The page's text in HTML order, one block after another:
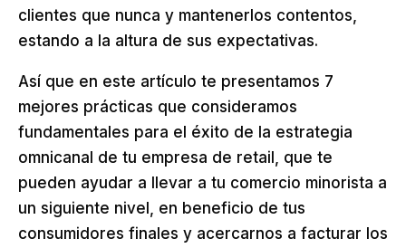
clientes que nunca y mantenerlos contentos,
estando a la altura de sus expectativas.
Así que en este artículo te presentamos 7
mejores prácticas que consideramos
fundamentales para el éxito de la estrategia
omnicanal de tu empresa de retail, que te
pueden ayudar a llevar a tu comercio minorista a
un siguiente nivel, en beneficio de tus
consumidores finales y acercarnos a facturar los